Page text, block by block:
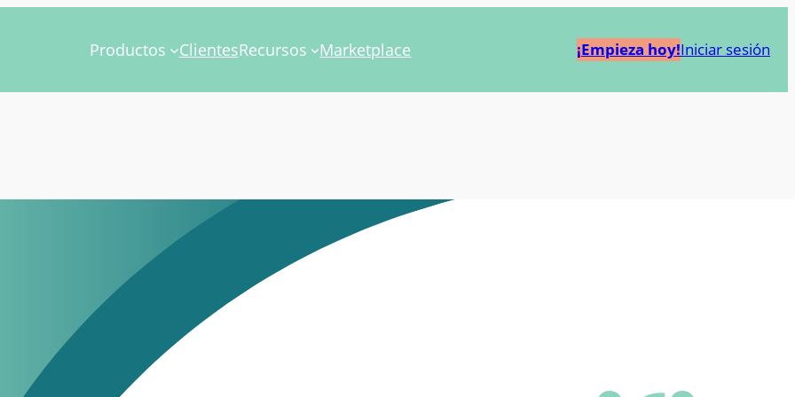
Productos ClientesRecursos Marketplace ¡Empieza hoy!Iniciar sesión